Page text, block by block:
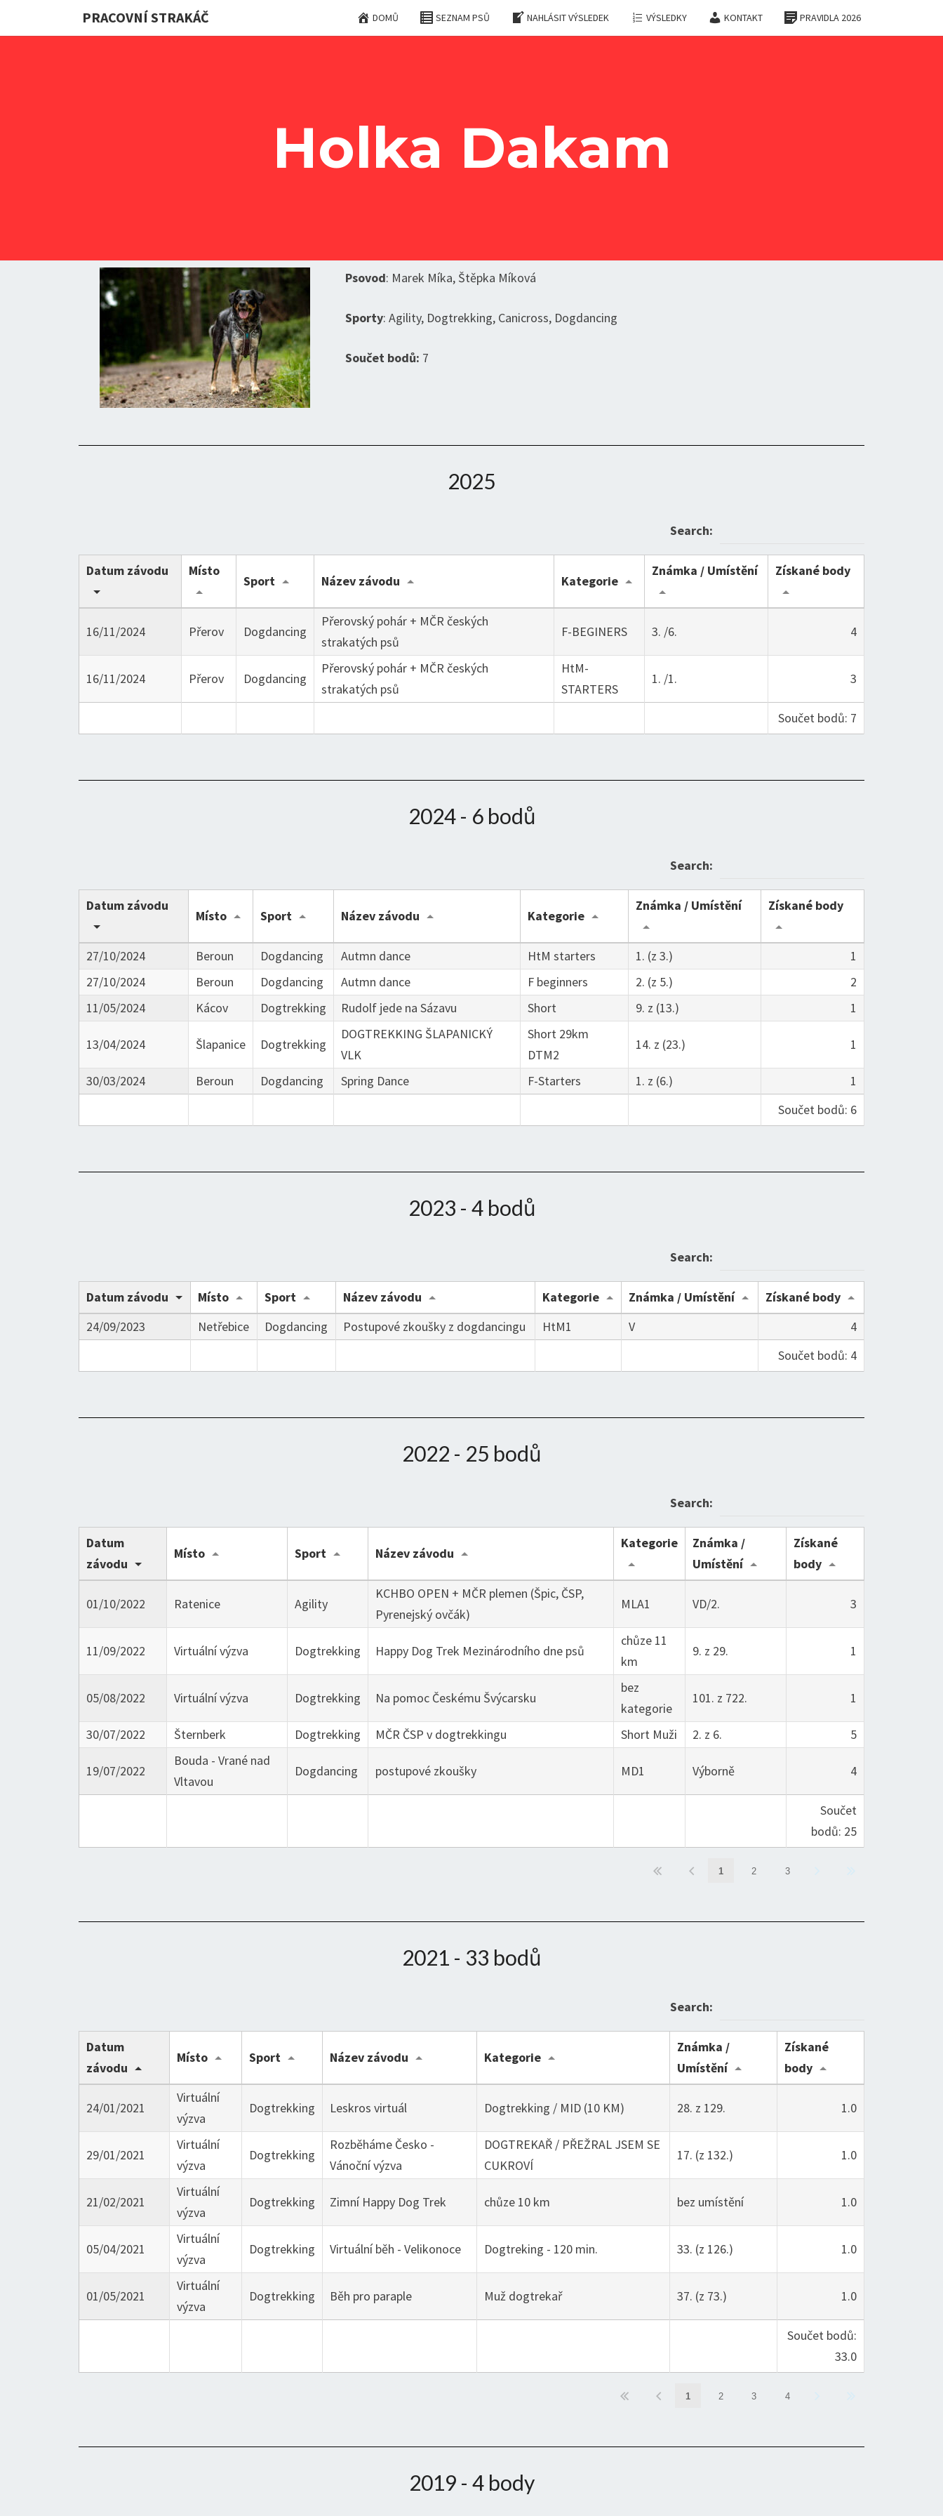
PRACOVNÍ STRAKÁČ DOMŮ SEZNAM PSŮ NAHLÁSIT VÝSLEDEK VÝSLEDKY KONTAKT PRAVIDLA 2026
Holka Dakam
Psovod: Marek Míka, Štěpka Míková
Sporty: Agility, Dogtrekking, Canicross, Dogdancing
Součet bodů: 7
2025
Search:
Datum závodu Místo
Sport Název závodu Kategorie
Známka / Umístění Získané body
16/11/2024 Přerov Dogdancing
Přerovský pohár + MČR českých
strakatých psů
F-BEGINERS 3. /6. 4
16/11/2024 Přerov Dogdancing
Přerovský pohár + MČR českých
strakatých psů
HtM-
STARTERS
1. /1. 3
Součet bodů: 7
2024 - 6 bodů
Search:
Datum závodu
Místo Sport Název závodu Kategorie
Známka / Umístění Získané body
27/10/2024 Beroun Dogdancing Autmn dance HtM starters 1. (z 3.)
1
27/10/2024
Beroun Dogdancing Autmn dance F beginners 2. (z 5.)
2
11/05/2024
Kácov Dogtrekking Rudolf jede na Sázavu Short 9. z (13.) 1
13/04/2024 Šlapanice Dogtrekking
DOGTREKKING ŠLAPANICKÝ
VLK
Short 29km
DTM2
14. z (23.) 1
30/03/2024 Beroun Dogdancing Spring Dance F-Starters 1. z (6.)
1
Součet bodů: 6
2023 - 4 bodů
Search:
Datum závodu Místo Sport Název závodu Kategorie Známka / Umístění
Získané body
24/09/2023
Netřebice Dogdancing Postupové zkoušky z dogdancingu HtM1 V
4
Součet bodů: 4
2022 - 25 bodů
Search:
Datum
závodu
Místo Sport Název závodu
Kategorie
Známka /
Umístění
Získané
body
01/10/2022 Ratenice Agility
KCHBO OPEN + MČR plemen (Špic, ČSP,
Pyrenejský ovčák)
MLA1 VD/2. 3
11/09/2022 Virtuální výzva Dogtrekking Happy Dog Trek Mezinárodního dne psů
chůze 11
km
9. z 29. 1
05/08/2022 Virtuální výzva Dogtrekking Na pomoc Českému Švýcarsku
bez
kategorie
101. z 722. 1
30/07/2022 Šternberk Dogtrekking MČR ČSP v dogtrekkingu Short Muži 2. z 6. 5
19/07/2022
Bouda - Vrané nad
Vltavou
Dogdancing postupové zkoušky MD1 Výborně 4
Součet
bodů: 25
1 2 3
2021 - 33 bodů
Search:
Datum
závodu
Místo Sport Název závodu Kategorie
Známka /
Umístění
Získané
body
24/01/2021
Virtuální
výzva
Dogtrekking Leskros virtuál Dogtrekking / MID (10 KM) 28. z 129. 1.0
29/01/2021
Virtuální
výzva
Dogtrekking
Rozběháme Česko -
Vánoční výzva
DOGTREKAŘ / PŘEŽRAL JSEM SE
CUKROVÍ
17. (z 132.) 1.0
21/02/2021
Virtuální
výzva
Dogtrekking Zimní Happy Dog Trek chůze 10 km bez umístění 1.0
05/04/2021
Virtuální
výzva
Dogtrekking Virtuální běh - Velikonoce Dogtreking - 120 min. 33. (z 126.) 1.0
01/05/2021
Virtuální
výzva
Dogtrekking Běh pro paraple Muž dogtrekař 37. (z 73.) 1.0
Součet bodů:
33.0
1 2 3 4
2019 - 4 body